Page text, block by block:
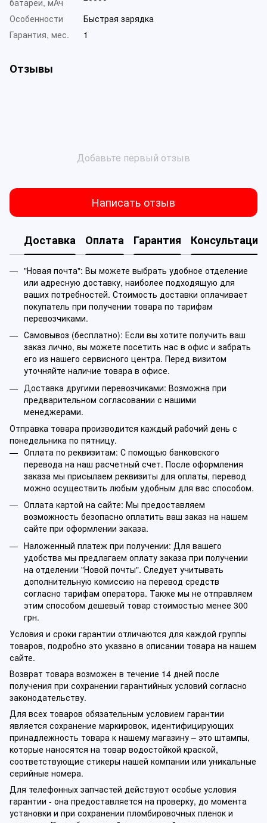
Особенности
Быстрая зарядка
Гарантия, мес.
1
Отзывы
Добавьте первый отзыв
Написать отзыв
Доставка Оплата Гарантия Консультация
"Новая почта": Вы можете выбрать удобное отделение
или адресную доставку, наиболее подходящую для
ваших потребностей. Стоимость доставки оплачивает
покупатель при получении товара по тарифам
перевозчиками.
Самовывоз (бесплатно): Если вы хотите получить ваш
заказ лично, вы можете посетить нас в офис и забрать
его из нашего сервисного центра. Перед визитом
уточняйте наличие товара в офисе.
Доставка другими перевозчиками: Возможна при
предварительном согласовании с нашими
менеджерами.
Отправка товара производится каждый рабочий день с
понедельника по пятницу.
Оплата по реквизитам: С помощью банковского
перевода на наш расчетный счет. После оформления
заказа мы присылаем реквизиты для оплаты, перевод
можно осуществить любым удобным для вас способом.
Оплата картой на сайте: Мы предоставляем
возможность безопасно оплатить ваш заказ на нашем
сайте при оформлении заказа.
Наложенный платеж при получении: Для вашего
удобства мы предлагаем оплату заказа при получении
на отделении "Новой почты". Следует учитывать
дополнительную комиссию на перевод средств
согласно тарифам оператора. Также мы не отправляем
этим способом дешевый товар стоимостью менее 300
грн.
Условия и сроки гарантии отличаются для каждой группы
товаров, подробно это указано в описании товара на нашем
сайте.
Возврат товара возможен в течение 14 дней после
получения при сохранении гарантийных условий согласно
законодательству.
Для всех товаров обязательным условием гарантии
является сохранение маркировок, идентифицирующих
принадлежность товара к нашему магазину – это штампы,
которые наносятся на товар водостойкой краской,
соответствующие стикеры нашей компании или уникальные
серийные номера.
Для телефонных запчастей действуют особые условия
гарантии - она предоставляется на проверку, до момента
установки и при сохранении пломбировочных пленок и